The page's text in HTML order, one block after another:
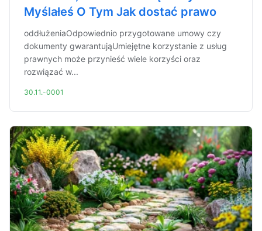
Myślałeś O Tym Jak dostać prawo
oddłużeniaOdpowiednio przygotowane umowy czy
dokumenty gwarantująUmiejętne korzystanie z usług
prawnych może przynieść wiele korzyści oraz
rozwiązać w...
30.11.-0001